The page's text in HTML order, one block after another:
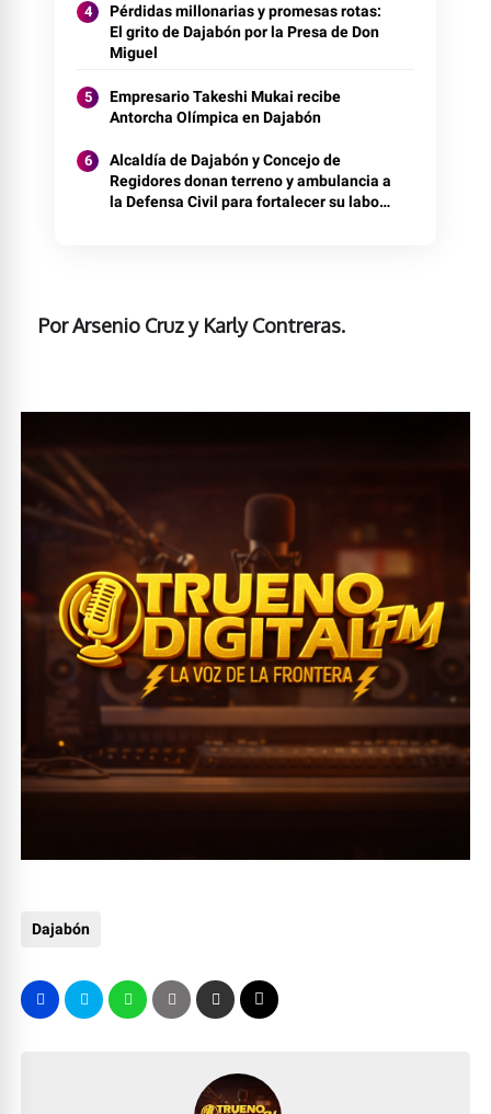
Pérdidas millonarias y promesas rotas:
El grito de Dajabón por la Presa de Don
Miguel
Empresario Takeshi Mukai recibe
Antorcha Olímpica en Dajabón
Alcaldía de Dajabón y Concejo de
Regidores donan terreno y ambulancia a
la Defensa Civil para fortalecer su labor
Por Arsenio Cruz y Karly Contreras.
Dajabón